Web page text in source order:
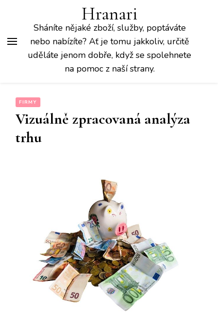
Hranari
Sháníte nějaké zboží, služby, poptáváte
nebo nabízíte? Ať je tomu jakkoliv, určitě
uděláte jenom dobře, když se spolehnete
na pomoc z naší strany.
FIRMY
Vizuálně zpracovaná analýza
trhu